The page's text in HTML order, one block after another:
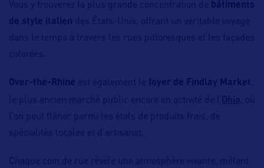
Vous y trouverez la plus grande concentration de bâtiments
de style italien des États-Unis, offrant un véritable voyage
dans le temps à travers les rues pittoresques et les façades
colorées.
Over-the-Rhine est également le foyer de Findlay Market
le plus ancien marché public encore en activité de l’ Ohio
, où
l’on peut flâner parmi les étals de produits frais, de
spécialités locales et d’artisanat.
Chaque coin de rue révèle une atmosphère vivante, mêlant